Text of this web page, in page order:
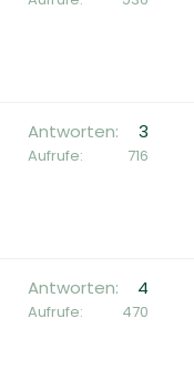
Antworten 3
Aufrufe 716
Antworten 4
Aufrufe 470